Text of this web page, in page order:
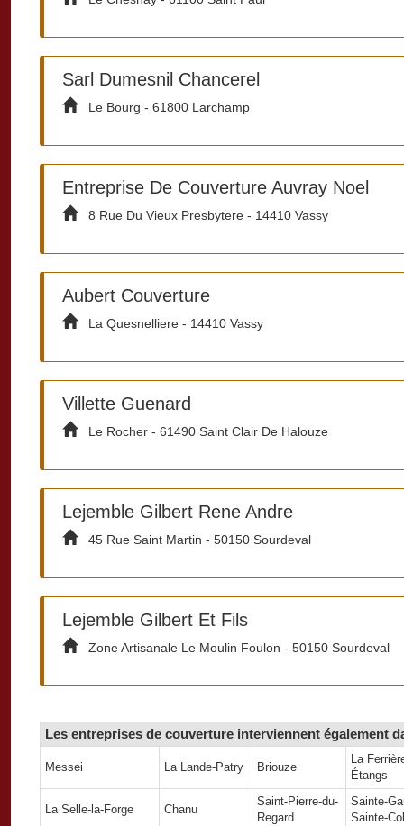
Sarl Dumesnil Chancerel
Le Bourg - 61800 Larchamp
Entreprise De Couverture Auvray Noel
8 Rue Du Vieux Presbytere - 14410 Vassy
Aubert Couverture
La Quesnelliere - 14410 Vassy
Villette Guenard
Le Rocher - 61490 Saint Clair De Halouze
Lejemble Gilbert Rene Andre
45 Rue Saint Martin - 50150 Sourdeval
Lejemble Gilbert Et Fils
Zone Artisanale Le Moulin Foulon - 50150 Sourdeval
Les entreprises de couverture interviennent également
Messei La Lande-Patry Briouze
La
Étangs
La Selle-la-Forge Chanu
Saint-Pierre-du-
Regard
Sainte-
Sainte-